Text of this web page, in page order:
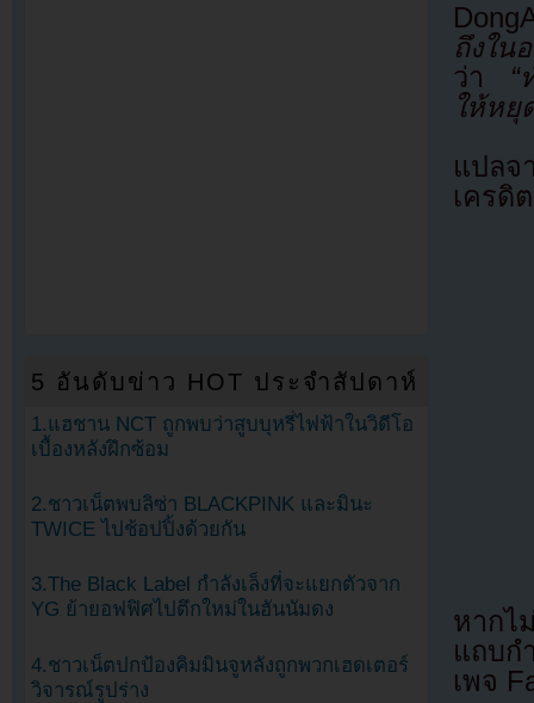
ถึงใน
ว่า
ให้หยุ
แปล
เครดิ
หากไ
แถบก
เพจ
5 อันดับข่าว HOT ประจำสัปดาห์
1.แฮชาน NCT ถูกพบว่าสูบบุหรี่ไฟฟ้าในวิดีโอ
เบื้องหลังฝึกซ้อม
2.ชาวเน็ตพบลิซ่า BLACKPINK และมินะ
TWICE ไปช้อปปิ้งด้วยกัน
3.The Black Label กำลังเล็งที่จะแยกตัวจาก
YG ย้ายอฟฟิศไปตึกใหม่ในฮันนัมดง
4.ชาวเน็ตปกป้องคิมมินจูหลังถูกพวกเฮดเตอร์
วิจารณ์รูปร่าง